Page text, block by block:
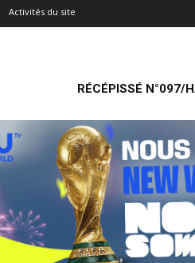
Activités du site
RÉCÉPISSÉ